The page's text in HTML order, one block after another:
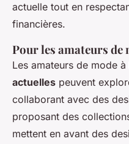
actuelle tout en
financières.
Pour les amateurs de
Les amateurs de mode
actuelles peuvent
collaborant avec des
proposant des
mettent en avant des